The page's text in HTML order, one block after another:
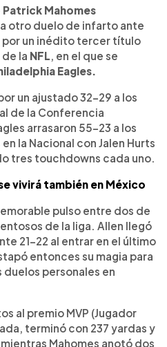
Patrick Mahomes
otro duelo de infarto ante
por un inédito tercer título
de la NFL , en el que se
Eagles.
un ajustado 32-29 a los
de la Conferencia
arrasaron 55-23 a los
la Nacional con Jalen Hurts
tres touchdowns cada uno.
vivirá también en México
pulso entre dos de
de la liga. Allen llegó
21-22 al entrar en el último
entonces su magia para
personales en
al premio MVP (Jugador
terminó con 237 yardas y
Mahomes anotó dos